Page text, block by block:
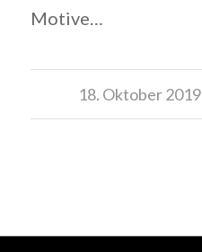
Motive…
18. Oktober 2019
/